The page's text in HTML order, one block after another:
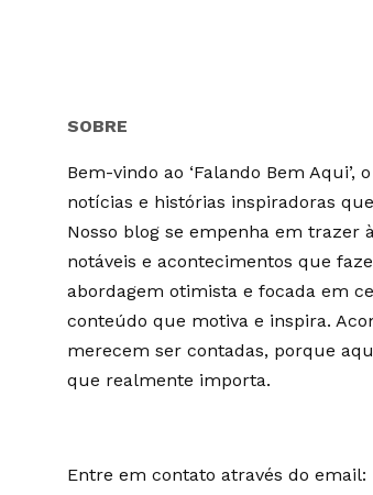
SOBRE
Bem-vindo ao ‘Falando Bem
notícias e histórias inspiradoras
Nosso blog se empenha em trazer
notáveis e acontecimentos que
abordagem otimista e focada em
conteúdo que motiva e inspira.
merecem ser contadas, porque
que realmente importa.
Entre em contato através do email: